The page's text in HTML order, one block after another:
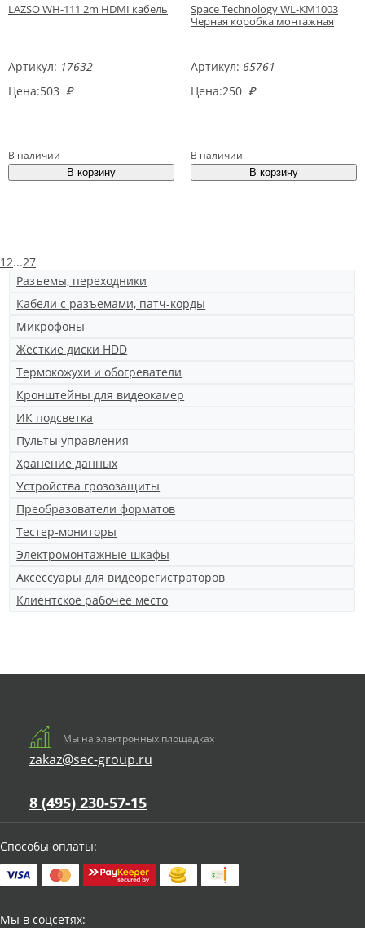
LAZSO WH-111 2m HDMI кабель
Артикул: 17632
Цена:503 ₽
В наличии
Space Technology WL-KM1003
Черная коробка монтажная
Артикул: 65761
Цена:250 ₽
В наличии
12...27
Разъемы, переходники
Кабели с разъемами, патч-корды
Микрофоны
Жесткие диски HDD
Термокожухи и обогреватели
Кронштейны для видеокамер
ИК подсветка
Пульты управления
Хранение данных
Устройства грозозащиты
Преобразователи форматов
Тестер-мониторы
Электромонтажные шкафы
Аксессуары для видеорегистраторов
Клиентское рабочее место
Мы на электронных площадках
zakaz@sec-group.ru
8 (495) 230-57-15
Способы оплаты:
Мы в соцсетях: